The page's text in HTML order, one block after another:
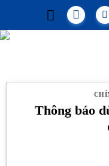
content
Thông báo